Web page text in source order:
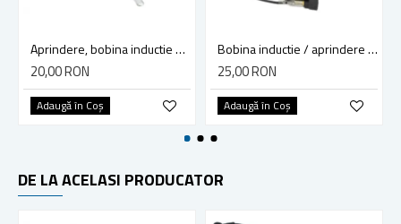
Aprindere, bobina inductie motocoasa chinezeasca TL43 TL 52, Ruris Dac 210, Dac 310
20,00 RON
Adaugă în Coş
Bobina inductie / aprindere motocoasa 26cc, CG260, BC260, TL34, 1E34F
25,00 RON
Adaugă în Coş
DE LA ACELASI PRODUCATOR